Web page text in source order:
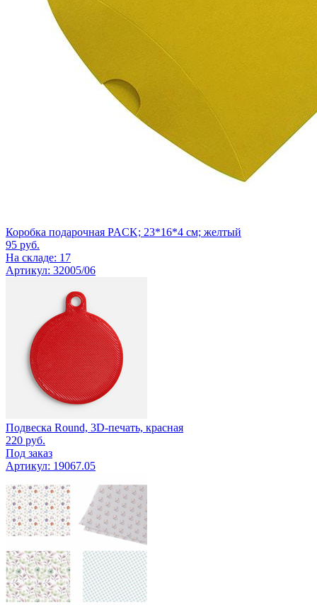
Коробка подарочная PACK; 23*16*4 см; желтый
95 руб.
На складе: 17
Артикул: 32005/06
Подвеска Round, 3D-печать, красная
220 руб.
Под заказ
Артикул: 19067.05